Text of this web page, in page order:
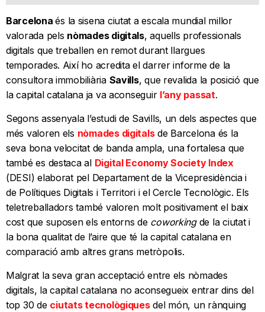
Barcelonaés la sisena ciutat a escala mundial millor
valorada pels nòmades digitals, aquells professionals
digitals que treballen en remot durant llargues
temporades. Així ho acredita el darrer informe de la
consultora immobiliària Savills, que revalida la posició que
la capital catalana ja va aconseguir l’any passat.
Segons assenyala l’estudi de Savills, un dels aspectes que
més valoren els nòmades digitalsde Barcelona és la
seva bona velocitat de banda ampla, una fortalesa que
també es destaca al Digital Economy Society Index
(DESI) elaborat pel Departament de la Vicepresidència i
de Polítiques Digitals i Territori i el Cercle Tecnològic. Els
teletreballadors també valoren molt positivament el baix
cost que suposen els entorns de coworkingde la ciutat i
la bona qualitat de l’aire que té la capital catalana en
comparació amb altres grans metròpolis.
Malgrat la seva gran acceptació entre els nòmades
digitals, la capital catalana no aconsegueix entrar dins del
top 30 de ciutats tecnològiquesdel món, un rànquing